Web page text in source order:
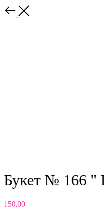
Назад
Букет № 166 "
150,00